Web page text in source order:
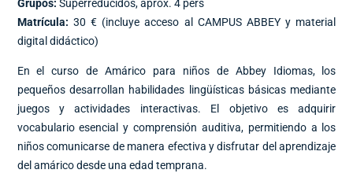
Grupos: Superreducidos, aprox. 4 pers
Matrícula: 30 € (incluye acceso al CAMPUS ABBEY y material
digital didáctico)
En el curso de Amárico para niños de Abbey Idiomas, los
pequeños desarrollan habilidades lingüísticas básicas mediante
juegos y actividades interactivas. El objetivo es adquirir
vocabulario esencial y comprensión auditiva, permitiendo a los
niños comunicarse de manera efectiva y disfrutar del aprendizaje
del amárico desde una edad temprana.